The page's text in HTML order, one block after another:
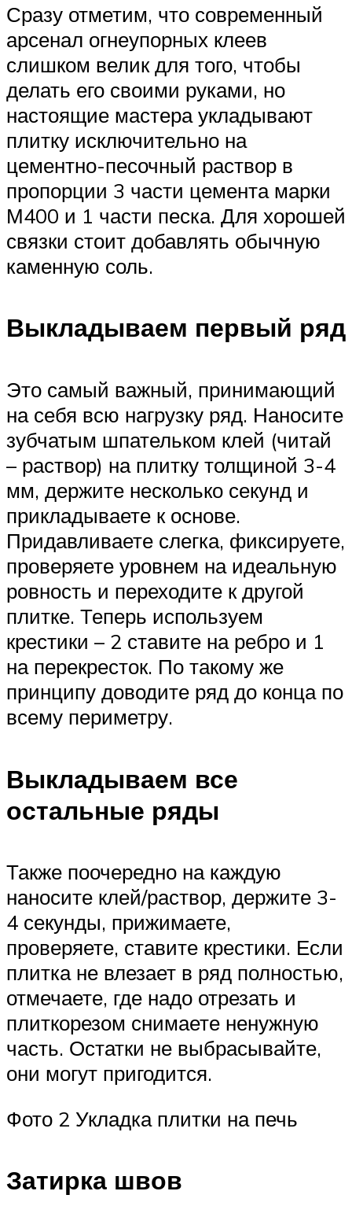
Сразу отметим, что современный
арсенал огнеупорных клеев
слишком велик для того, чтобы
делать его своими руками, но
настоящие мастера укладывают
плитку исключительно на
цементно-песочный раствор в
пропорции 3 части цемента марки
М400 и 1 части песка. Для хорошей
связки стоит добавлять обычную
каменную соль.
Выкладываем первый ряд
Это самый важный, принимающий
на себя всю нагрузку ряд. Наносите
зубчатым шпательком клей (читай
– раствор) на плитку толщиной 3-4
мм, держите несколько секунд и
прикладываете к основе.
Придавливаете слегка, фиксируете,
проверяете уровнем на идеальную
ровность и переходите к другой
плитке. Теперь используем
крестики – 2 ставите на ребро и 1
на перекресток. По такому же
принципу доводите ряд до конца по
всему периметру.
Выкладываем все
остальные ряды
Также поочередно на каждую
наносите клей/раствор, держите 3-
4 секунды, прижимаете,
проверяете, ставите крестики. Если
плитка не влезает в ряд полностью,
отмечаете, где надо отрезать и
плиткорезом снимаете ненужную
часть. Остатки не выбрасывайте,
они могут пригодится.
Фото 2 Укладка плитки на печь
Затирка швов